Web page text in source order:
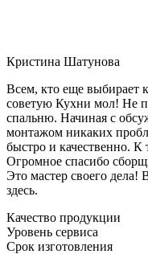
Кристина Шатунова
Всем, кто еще выбирает
советую Кухни мол! Не
спальню. Начиная с
монтажом никаких
быстро и качественно.
Огромное спасибо
Это мастер своего дела!
здесь.
Качество продукции
Уровень сервиса
Срок изготовления